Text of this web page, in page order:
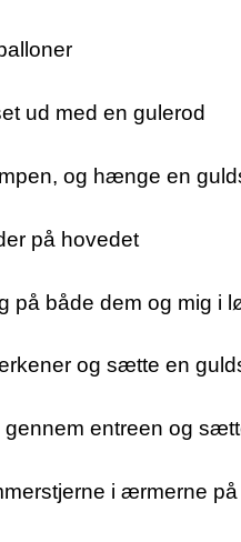
ud med en gulerod
og hænge en
på hovedet
på både dem og mig i
og sætte en
gennem entreen og
i ærmerne